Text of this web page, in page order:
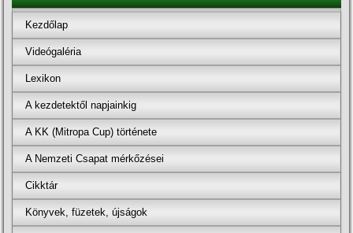
Kezdőlap
Videógaléria
Lexikon
A kezdetektől napjainkig
A KK (Mitropa Cup) története
A Nemzeti Csapat mérkőzései
Cikktár
Könyvek, füzetek, újságok